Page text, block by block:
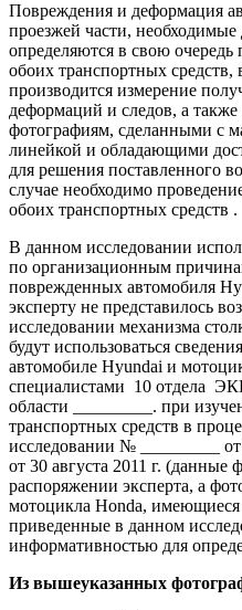
Повреждения и деформация
проезжей части, необходимые
определяются в свою очередь
обоих транспортных средств,
производится измерение
деформаций и следов, а
фотографиям, сделанными c
линейкой и обладающими
для решения поставленного
случае необходимо
обоих транспортных средств .
В данном исследовании
по организационным
поврежденных автомобиля
эксперту не представилось
исследовании механизма
будут использоваться
автомобиле Hyundai и
специалистами 10 отдела
области _________. при
транспортных средств в
исследовании № _________
от 30 августа 2011 г. (данные
распоряжении эксперта, а
мотоцикла Hondа, имеющиеся
приведенные в данном
информативностью для
Из вышеуказанных